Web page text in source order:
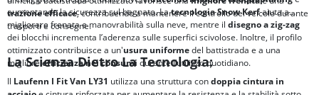
trazione efficace, contribuendo a mantenere il controllo del veicolo durante
trasporti e consegne.
aumentando la sicurezza sul bagnato. LatecnologiaSnow Kerfaiuta a
migliorare frenata e manovrabilità sulla neve, mentre il disegno a zig-zag
dei blocchi incrementa l’aderenza sulle superfici scivolose. Inoltre, il profilo
ottimizzato contribuisce a un'usura uniformedel battistrada e a una
miglioreefficienza nei consumi durante l’utilizzo quotidiano.
La Scienza Dietro La Tecnologia:
Il Laufenn I Fit Van LY31 utilizza una struttura condoppia cintura in